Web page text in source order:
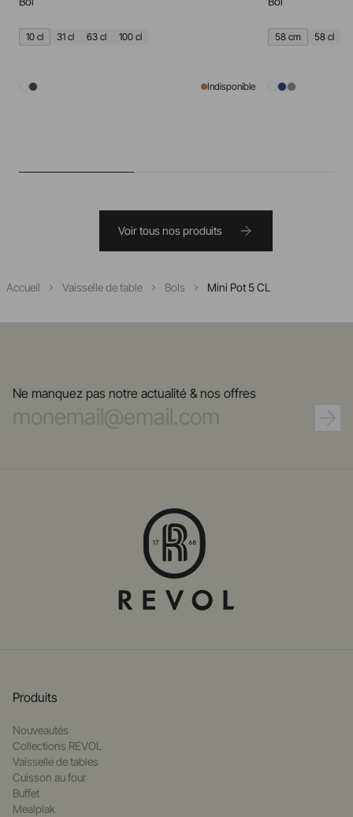
10 cl 31 cl 63 cl 100 cl
Indisponible
58 cm 58 cl
Voir tous nos produits
Accueil Vaisselle de table Bols Mini Pot 5 CL
Ne manquez pas notre actualité & nos offres
Produits
Nouveautés
Collections REVOL
Vaisselle de tables
Cuisson au four
Buffet
Mealplak